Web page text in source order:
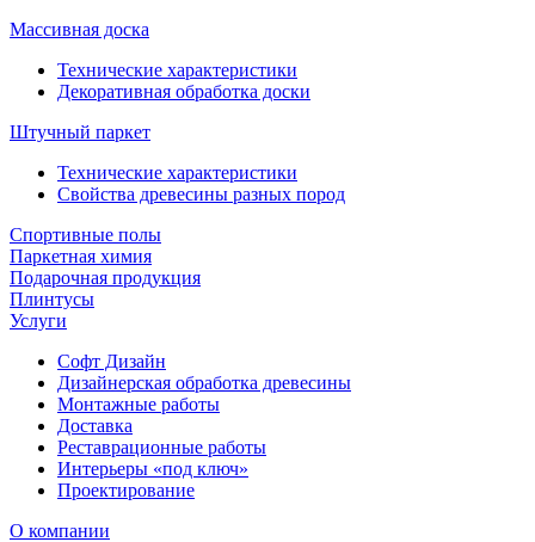
Массивная доска
Технические характеристики
Декоративная обработка доски
Штучный паркет
Технические характеристики
Свойства древесины разных пород
Спортивные полы
Паркетная химия
Подарочная продукция
Плинтусы
Услуги
Софт Дизайн
Дизайнерская обработка древесины
Монтажные работы
Доставка
Реставрационные работы
Интерьеры «под ключ»
Проектирование
О компании